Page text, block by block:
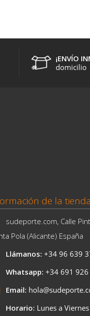
¡ENVÍO
domicilio
de la tienda
sudeporte.com, Calle
Pola (Alicante) España
Llámanos: +34 96 639
Whatsapp: +34 691
Email:
Horario: Lunes a